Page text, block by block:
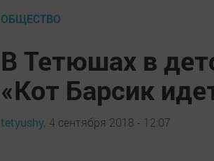
ОБЩЕСТВО
В Тетюшах в
«Кот Барсик
tetyushy, 4 сентября 2018 - 12:07